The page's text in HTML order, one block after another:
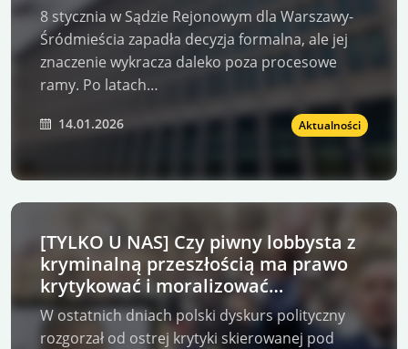
8 stycznia w Sądzie Rejonowym dla Warszawy-
Śródmieścia zapadła decyzja formalna, ale jej
znaczenie wykracza daleko poza procesowe
ramy. Po latach…
14.01.2026 Aktualności
[TYLKO U NAS] Czy piwny lobbysta z
kryminalną przeszłością ma prawo
krytykować i moralizować
Prezydenta K. Nawrockiego?
W ostatnich dniach polski dyskurs polityczny
rozgorzał od ostrej krytyki skierowanej pod